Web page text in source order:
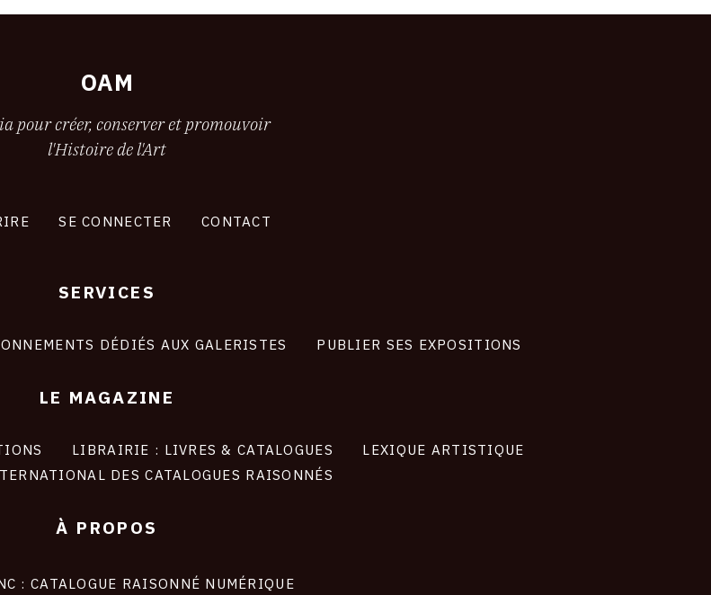
OAM
pour créer, conserver et promouvoir
l'Histoire de l'Art
SE CONNECTER CONTACT
SERVICES
DÉDIÉS AUX GALERISTES PUBLIER SES EXPOSITIONS
LE MAGAZINE
LIBRAIRIE : LIVRES & CATALOGUES
LEXIQUE ARTISTIQUE
DES CATALOGUES RAISONNÉS
À PROPOS
: CATALOGUE RAISONNÉ NUMÉRIQUE